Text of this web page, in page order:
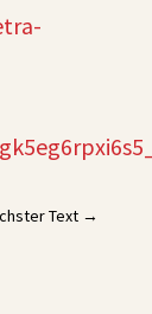
Text →